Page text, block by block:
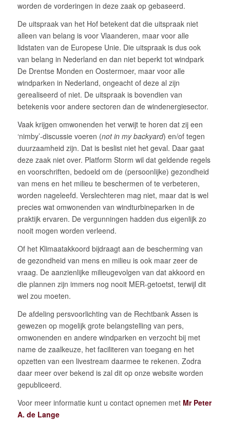
worden de vorderingen in deze zaak op gebaseerd.
De uitspraak van het Hof betekent dat die uitspraak niet
alleen van belang is voor Vlaanderen, maar voor alle
lidstaten van de Europese Unie. Die uitspraak is dus ook
van belang in Nederland en dan niet beperkt tot windpark
De Drentse Monden en Oostermoer, maar voor alle
windparken in Nederland, ongeacht of deze al zijn
gerealiseerd of niet. De uitspraak is bovendien van
betekenis voor andere sectoren dan de windenergiesector.
Vaak krijgen omwonenden het verwijt te horen dat zij een
‘nimby’-discussie voeren (not in my backyard) en/of tegen
duurzaamheid zijn. Dat is beslist niet het geval. Daar gaat
deze zaak niet over. Platform Storm wil dat geldende regels
en voorschriften, bedoeld om de (persoonlijke) gezondheid
van mens en het milieu te beschermen of te verbeteren,
worden nageleefd. Verslechteren mag niet, maar dat is wel
precies wat omwonenden van windturbineparken in de
praktijk ervaren. De vergunningen hadden dus eigenlijk zo
nooit mogen worden verleend.
Of het Klimaatakkoord bijdraagt aan de bescherming van
de gezondheid van mens en milieu is ook maar zeer de
vraag. De aanzienlijke milieugevolgen van dat akkoord en
die plannen zijn immers nog nooit MER-getoetst, terwijl dit
wel zou moeten.
De afdeling persvoorlichting van de Rechtbank Assen is
gewezen op mogelijk grote belangstelling van pers,
omwonenden en andere windparken en verzocht bij met
name de zaalkeuze, het faciliteren van toegang en het
opzetten van een livestream daarmee te rekenen. Zodra
daar meer over bekend is zal dit op onze website worden
gepubliceerd.
Voor meer informatie kunt u contact opnemen met Mr Peter
A. de Lange